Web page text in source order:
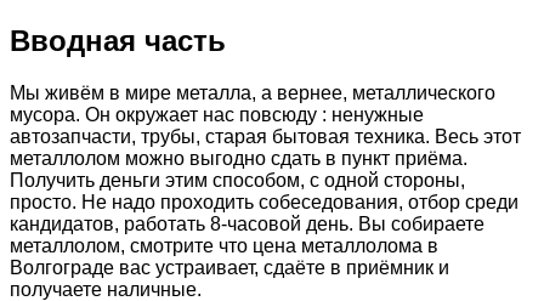
Вводная часть
Мы живём в мире металла, а вернее, металлического
мусора. Он окружает нас повсюду : ненужные
автозапчасти, трубы, старая бытовая техника. Весь этот
металлолом можно выгодно сдать в пункт приёма.
Получить деньги этим способом, с одной стороны,
просто. Не надо проходить собеседования, отбор среди
кандидатов, работать 8-часовой день. Вы собираете
металлолом, смотрите что цена металлолома в
Волгограде вас устраивает, сдаёте в приёмник и
получаете наличные.